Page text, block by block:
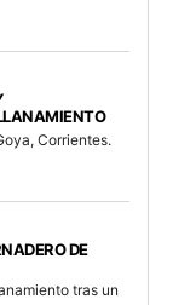
Corrientes.
DE
tras un